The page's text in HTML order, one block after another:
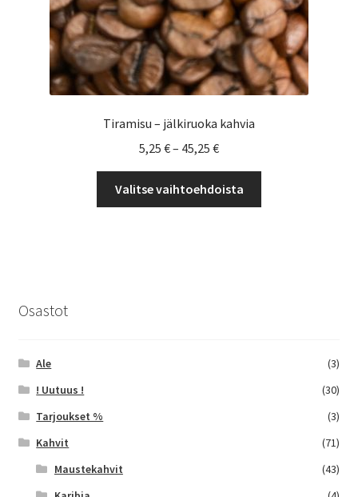
Tiramisu – jälkiruoka kahvia
5,25 €– 45,25 €Hintaluokka:
-
45,25 €
Valitse vaihtoehdoista
Osastot
Ale
(3)
! Uutuus !
(30)
Tarjoukset %
(3)
Kahvit
(71)
Maustekahvit
(43)